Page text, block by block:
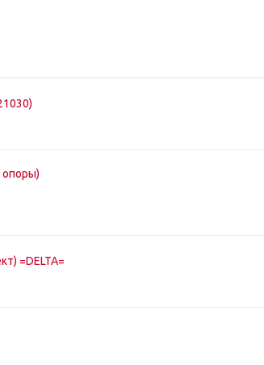
опоры)
=DELTA=